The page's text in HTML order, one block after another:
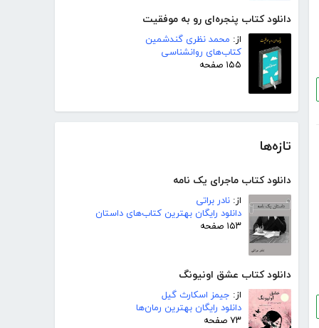
دانلود کتاب پنجره‌ای رو به موفقیت
از: محمد نظری گندشمین
کتاب‌های روانشناسی
۱۵۵ صفحه
تازه‌ها
دانلود کتاب ماجرای یک نامه
از: نادر براتی
دانلود رایگان بهترین کتاب‌های داستان
۱۵۳ صفحه
دانلود کتاب عشق اونیونگ
از: جیمز اسکارث گیل
دانلود رایگان بهترین رمان‌ها
۷۳ صفحه